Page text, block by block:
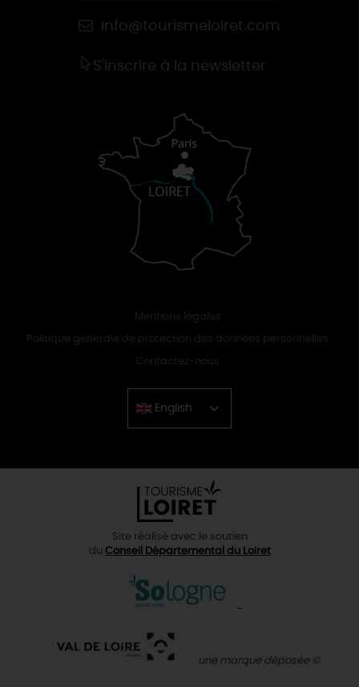
info@tourismeloiret.com
S'inscrire à la newsletter
Mentions légales
Politique générale de protection des données personnelles
Contactez-nous
English
Chinese
Site réalisé avec le soutien
du Conseil Départemental du Loiret
une marque déposée ©